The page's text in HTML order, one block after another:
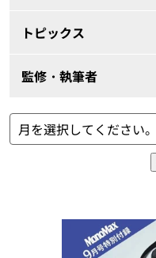
トピックス
監修・執筆者